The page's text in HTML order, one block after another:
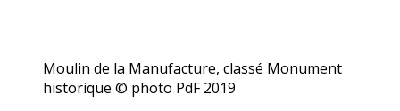
Moulin de la Manufacture, classé Monument
historique © photo PdF 2019